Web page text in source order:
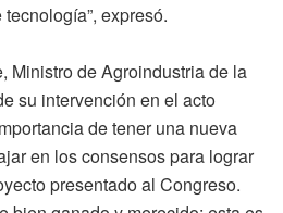
expresó.
Ministro de Agroindustria de la
su intervención en el acto
de tener una nueva
en los consensos para lograr
presentado al Congreso.